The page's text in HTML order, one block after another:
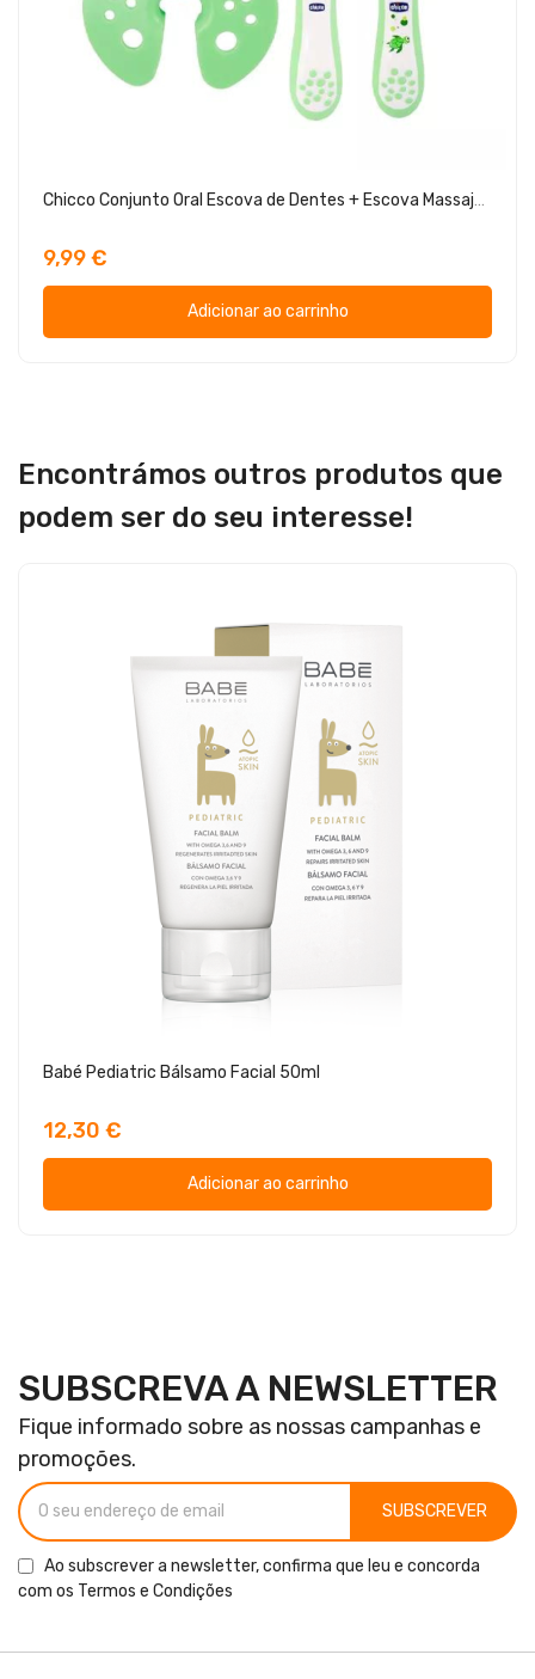
Chicco Conjunto Oral Escova de Dentes + Escova Massajadora de Gengivas
9,99 €
Adicionar ao carrinho
Encontrámos outros produtos que
podem ser do seu interesse!
Babé Pediatric Bálsamo Facial 50ml
12,30 €
Adicionar ao carrinho
SUBSCREVA A NEWSLETTER
Fique informado sobre as nossas campanhas e
promoções.
SUBSCREVER
Ao subscrever a newsletter, confirma que leu e concorda
com os Termos e Condições